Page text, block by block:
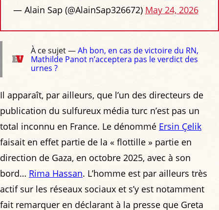
— Alain Sap (@AlainSap326672) May 24, 2026
À ce sujet —Ah bon, en cas de victoire du RN,
Mathilde Panot n’acceptera pas le verdict des
urnes ?
Il apparaît, par ailleurs, que l’un des directeurs de
publication du sulfureux média turc n’est pas un
total inconnu en France. Le dénommé Ersin Çelik
faisait en effet partie de la « flottille » partie en
direction de Gaza, en octobre 2025, avec à son
bord… Rima Hassan. L’homme est par ailleurs très
actif sur les réseaux sociaux et s’y est notamment
fait remarquer en déclarant à la presse que Greta